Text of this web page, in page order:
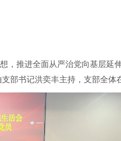
，推进全面从严治党向基层延
部书记洪奕丰主持，支部全体